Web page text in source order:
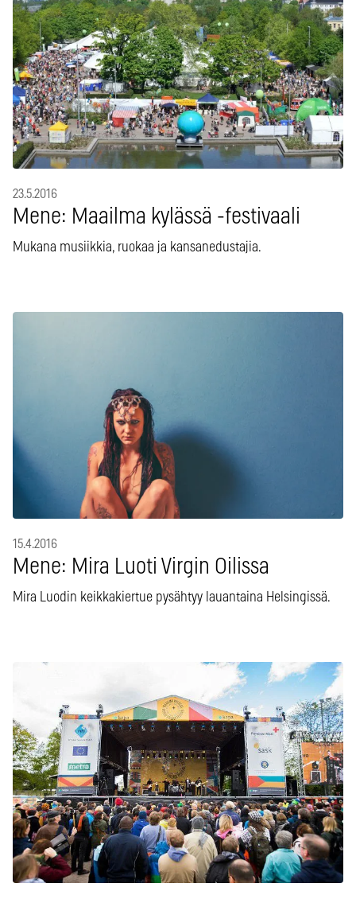
23.5.2016
Mene: Maailma kylässä -festivaali
Mukana musiikkia, ruokaa ja kansanedustajia.
15.4.2016
Mene: Mira Luoti Virgin Oilissa
Mira Luodin keikkakiertue pysähtyy lauantaina Helsingissä.